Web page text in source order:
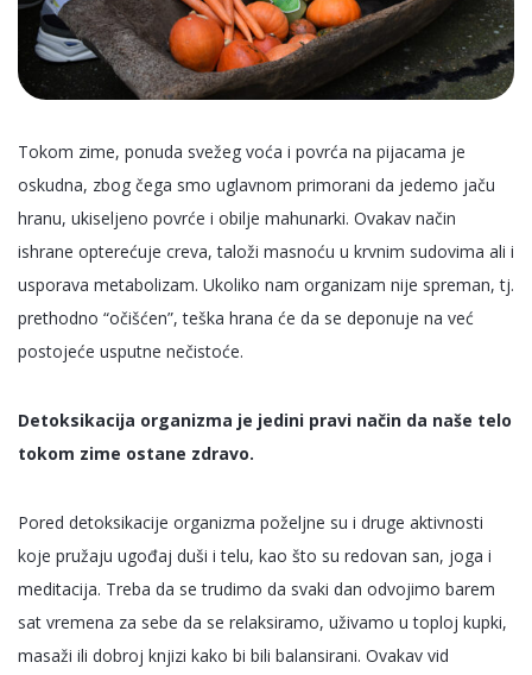
Tokom zime, ponuda svežeg voća i povrća na pijacama je
oskudna, zbog čega smo uglavnom primorani da jedemo jaču
hranu, ukiseljeno povrće i obilje mahunarki. Ovakav način
ishrane opterećuje creva, taloži masnoću u krvnim sudovima ali i
usporava metabolizam. Ukoliko nam organizam nije spreman, tj.
prethodno “očišćen”, teška hrana će da se deponuje na već
postojeće usputne nečistoće.
Detoksikacija organizma je jedini pravi način da naše telo
tokom zime ostane zdravo.
Pored detoksikacije organizma poželjne su i druge aktivnosti
koje pružaju ugođaj duši i telu, kao što su redovan san, joga i
meditacija. Treba da se trudimo da svaki dan odvojimo barem
sat vremena za sebe da se relaksiramo, uživamo u toploj kupki,
masaži ili dobroj knjizi kako bi bili balansirani. Ovakav vid